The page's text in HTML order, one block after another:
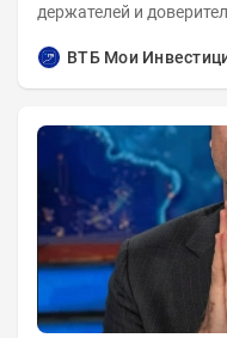
держателей и
ВТБ Мои